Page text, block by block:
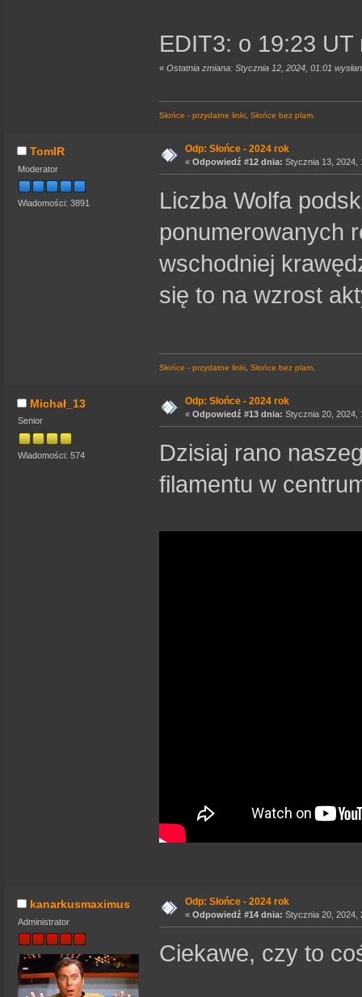
EDIT3: o 19:23 UT
« Ostatnia zmiana: Stycznia 12, 2024, 01:01
Słońce - przydatne linki Słońce bez plam
TomIR
Moderator
Wiadomości: 3891
Odp: Słońce - 2024 rok
« Odpowiedź #12 dnia: Stycznia 13, 2024,
Liczba Wolfa
ponumerowanych
wschodniej
się to na wzrost
Słońce - przydatne linki Słońce bez plam
Michał_13
Senior
Wiadomości: 574
Odp: Słońce - 2024 rok
« Odpowiedź #13 dnia: Stycznia 20, 2024,
Dzisiaj rano
filamentu w
kanarkusmaximus
Administrator
Odp: Słońce - 2024 rok
« Odpowiedź #14 dnia: Stycznia 20, 2024,
Ciekawe, czy to